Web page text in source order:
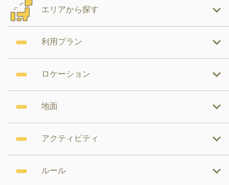
エリアから探す
利用プラン
ロケーション
地面
アクティビティ
ルール